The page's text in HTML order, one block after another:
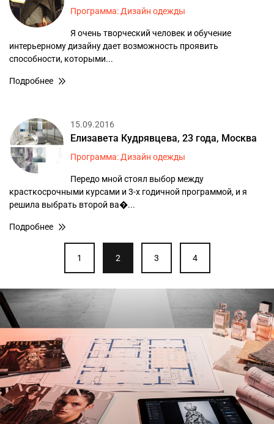
Программа: Дизайн одежды
Я очень творческий человек и обучение
интерьерному дизайну дает возможность проявить
способности, которыми...
Подробнее
15.09.2016
Елизавета Кудрявцева, 23 года, Москва
Программа: Дизайн одежды
Передо мной стоял выбор между
красткосрочными курсами и 3-х годичной программой, и я
решила выбрать второй ва�...
Подробнее
1 2 3 4